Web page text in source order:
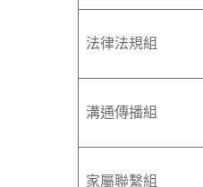
法律法規組
溝通傳播組
家屬聯繫組